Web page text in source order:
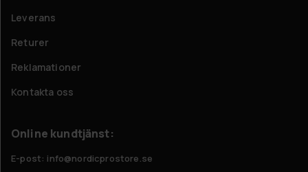
Leverans
Returer
Reklamationer
Kontakta oss
Online kundtjänst:
E-post: info@nordicprostore.se